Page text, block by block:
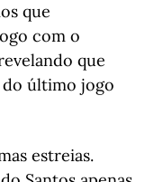
que
com o
que
último jogo
estreias.